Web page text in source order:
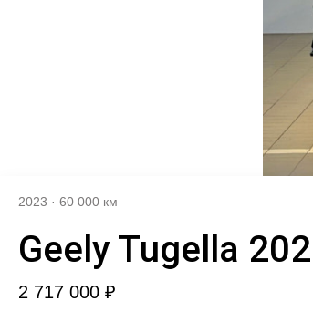
2023 · 60 000 км
Geely Tugella
2 717 000 ₽